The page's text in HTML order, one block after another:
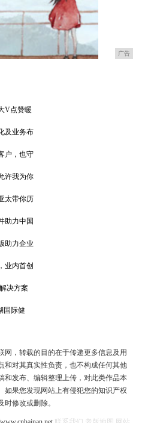
广告
V点赞暖
及业务布
户，也守
许我为你
太带你历
助力中国
助力企业
业内首创
决方案
国际健
网，转载的目的在于传递更多信息及用
和对其真实性负责，也不构成任何其他
和发布、编辑整理上传，对此类作品本
如果您发现网站上有侵犯您的知识产权
修改或删除。